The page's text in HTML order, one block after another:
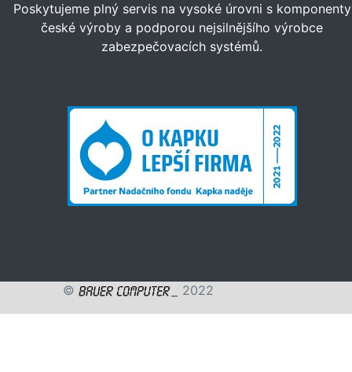
Poskytujeme plný servis na vysoké úrovni s komponenty
české výroby a podporou nejsilnějšího výrobce
zabezpečovacích systémů.
© 2022